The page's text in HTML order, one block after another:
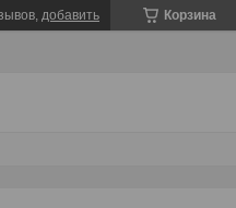
Корзина
добавить